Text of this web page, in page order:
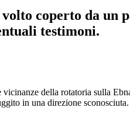
coperto da un
testimoni.
della rotatoria sulla
in una direzione sconosciuta.